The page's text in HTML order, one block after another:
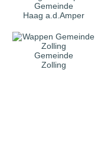
Gemeinde
Haag a.d.Amper
Gemeinde
Zolling